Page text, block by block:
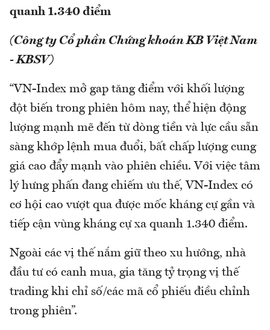
quanh 1.340 điểm
(Công ty Cổ phần Chứng khoán KB Việt Nam
- KBSV)
“VN-Index mở gap tăng điểm với khối lượng
đột biến trong phiên hôm nay, thể hiện động
lượng mạnh mẽ đến từ dòng tiền và lực cầu sẵn
sàng khớp lệnh mua đuổi, bất chấp lượng cung
giá cao đẩy mạnh vào phiên chiều. Với việc tâm
lý hưng phấn đang chiếm ưu thế, VN-Index có
cơ hội cao vượt qua được mốc kháng cự gần và
tiếp cận vùng kháng cự xa quanh 1.340 điểm.
Ngoài các vị thế nắm giữ theo xu hướng, nhà
đầu tư có canh mua, gia tăng tỷ trọng vị thế
trading khi chỉ số/các mã cổ phiếu điều chỉnh
trong phiên”.